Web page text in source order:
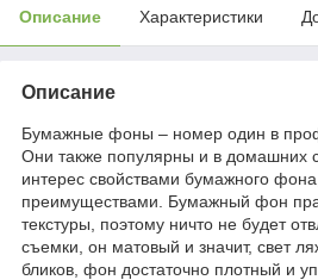
Описание Характеристики
Описание
Бумажные фоны – номер один в
Они также популярны и в домашних
интерес свойствами бумажного
преимуществами. Бумажный фон
текстуры, поэтому ничто не будет
съемки, он матовый и значит, свет
бликов, фон достаточно плотный и